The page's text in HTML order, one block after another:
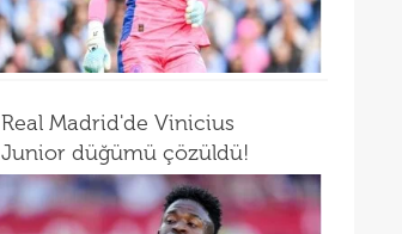
Real Madrid'de Vinicius
Junior düğümü çözüldü!